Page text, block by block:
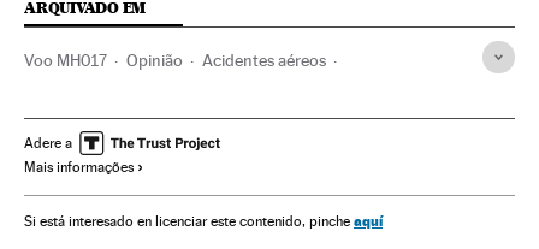
ARQUIVADO EM
Voo MH017 Opinião Acidentes aéreos
Ação militar Rússia Ucrânia
Empresas transporte
Empresas Transporte Acontecimentos Europa
Adere a
Mais informações
Si está interesado en licenciar este contenido, pinche aquí